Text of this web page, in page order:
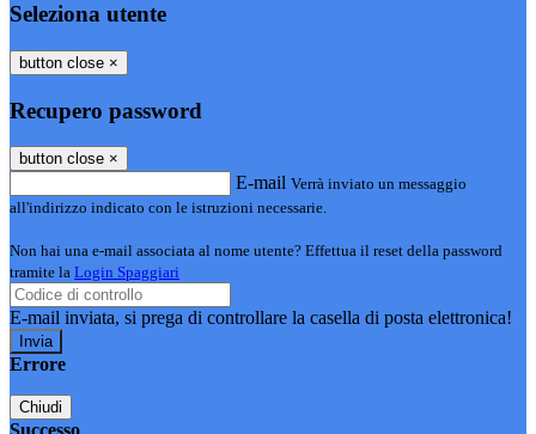
Seleziona utente
button close ×
Recupero password
button close ×
E-mail Verrà inviato un messaggio
all'indirizzo indicato con le istruzioni necessarie.
Non hai una e-mail associata al nome utente? Effettua il reset della password
tramite la Login Spaggiari
E-mail inviata, si prega di controllare la casella di posta elettronica!
Errore
Chiudi